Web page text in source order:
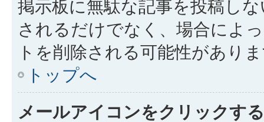
掲示板に無駄な記事を投稿し
されるだけでなく、場合によ
トを削除される可能性があり
トップへ
メールアイコンをクリックす